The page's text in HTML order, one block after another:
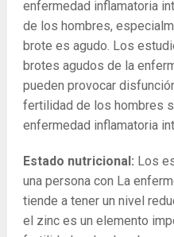
enfermedad inflamatoria
de los hombres,
brote es agudo. Los
brotes agudos de la
pueden provocar
fertilidad de los hombres
enfermedad inflamatoria
Estado nutricional: Los
una persona con La
tiende a tener un nivel
el zinc es un elemento